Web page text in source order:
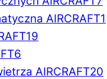
AIRCRAFT1
19
6
AIRCRAFT20